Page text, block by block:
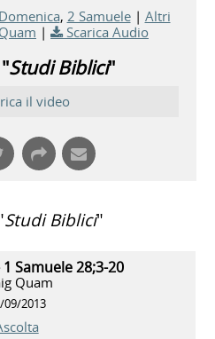
, 2 Samuele| Altri
| Scarica Audio
Studi Biblici"
il video
Studi Biblici"
Samuele 28;3-20
Quam
09/2013